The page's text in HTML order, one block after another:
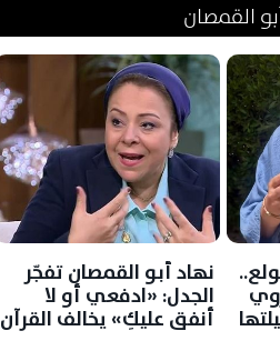
القمصان
نهاد أبو القمصان تفجّر
الجدل: «ادفعي أو لا
أنفق عليكِ» يخالف القرآن